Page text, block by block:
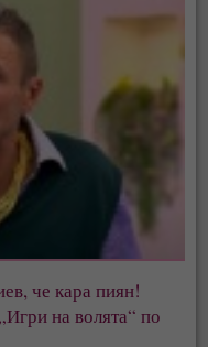
че кара пиян!
на волята“ по